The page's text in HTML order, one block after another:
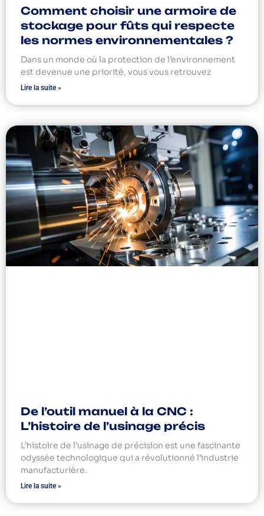
Comment choisir une armoire de
stockage pour fûts qui respecte
les normes environnementales ?
Dans un monde où la protection de l’environnement
est devenue une priorité, vous vous retrouvez
Lire la suite »
De l’outil manuel à la CNC :
L’histoire de l’usinage précis
L’histoire de l’usinage de précision est une fascinante
odyssée technologique qui a révolutionné l’industrie
manufacturière.
Lire la suite »